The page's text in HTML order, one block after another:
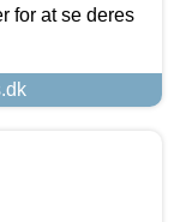
for at se deres